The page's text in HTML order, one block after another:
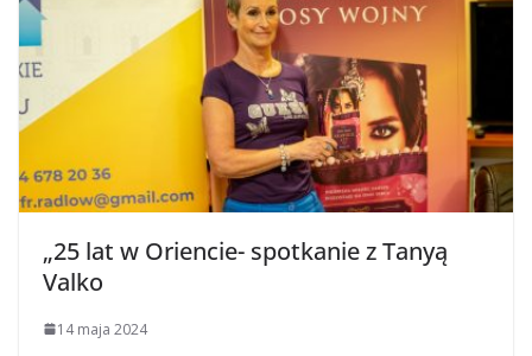
„25 lat w Oriencie- spotkanie z Tanyą
Valko
14 maja 2024